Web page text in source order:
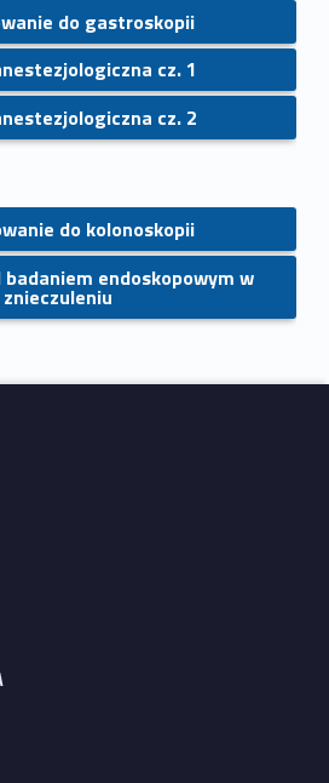
do gastroskopii
cz. 1
cz. 2
do kolonoskopii
endoskopowym w
znieczuleniu